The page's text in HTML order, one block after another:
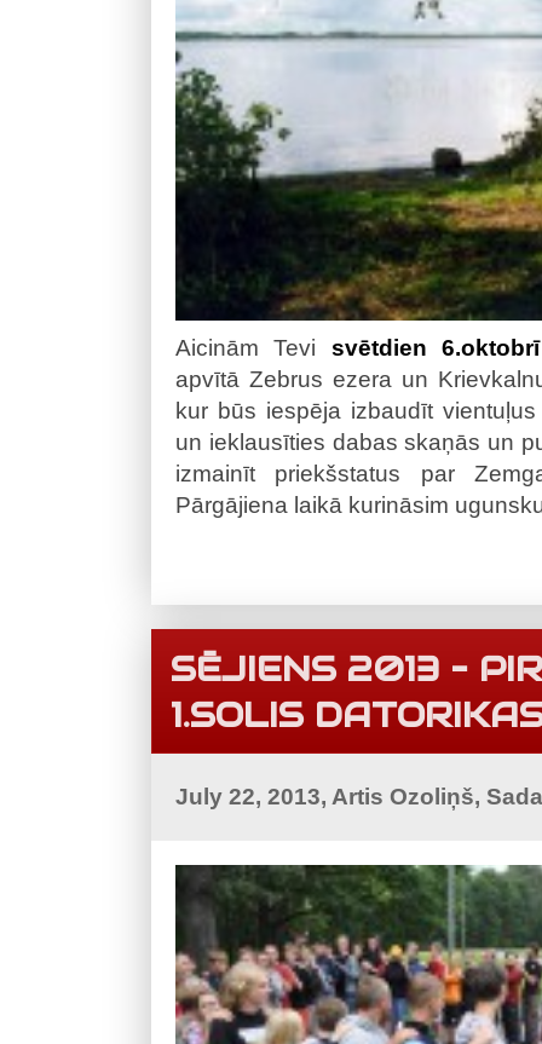
Aicinām Tevi svētdien 6.oktobrī
apvītā Zebrus ezera un
kur būs iespēja izbaudīt
un ieklausīties dabas skaņās un
izmainīt priekšstatus par
Pārgājiena laikā kurināsim
SĒJIENS 2013 –
1.SOLIS
July 22, 2013, Artis Ozoliņš,